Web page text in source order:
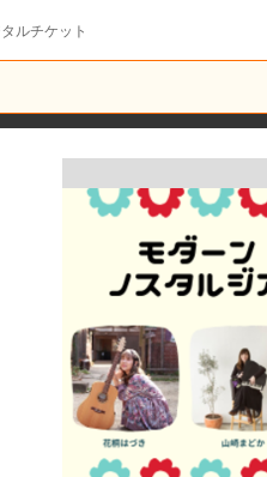
ルチケット